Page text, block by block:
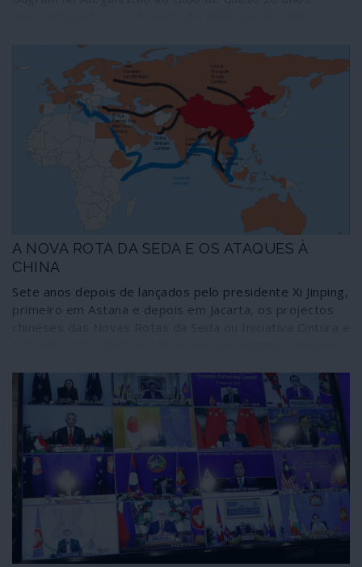
deu pela partida dos norte-americanos mais de duas
horas depois, segundo fontes afegãs”.
A NOVA ROTA DA SEDA E OS ATAQUES À
CHINA
Sete anos depois de lançados pelo presidente Xi Jinping,
primeiro em Astana e depois em Jacarta, os projectos
num transe alucinado.